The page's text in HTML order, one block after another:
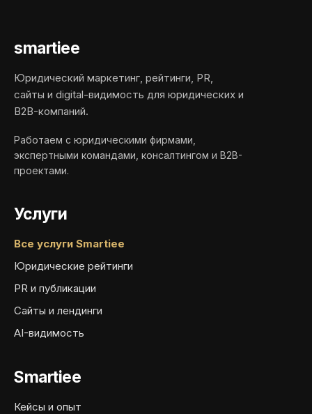
smartiee
Юридический маркетинг, рейтинги, PR,
сайты и digital-видимость для юридических и
B2B-компаний.
Работаем с юридическими фирмами,
экспертными командами, консалтингом и B2B-
проектами.
Услуги
Все услуги Smartiee
Юридические рейтинги
PR и публикации
Сайты и лендинги
AI-видимость
Smartiee
Кейсы и опыт